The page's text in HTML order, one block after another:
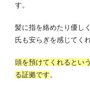
す。
髪に指を絡めたり優し
氏も安らぎを感じてく
頭を預けてくれるとい
る証拠です。